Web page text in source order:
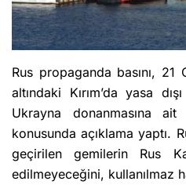
Rus propaganda basını,
altındaki Kırım’da yasa
Ukrayna donanmasına
konusunda açıklama yaptı.
geçirilen gemilerin Rus
edilmeyeceğini, kullanılmaz